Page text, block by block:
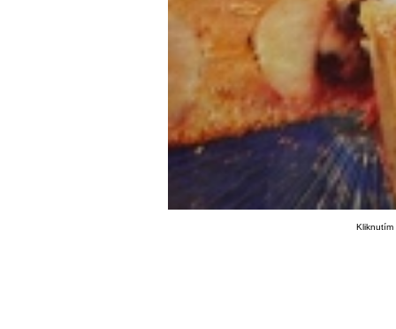
Kliknutím